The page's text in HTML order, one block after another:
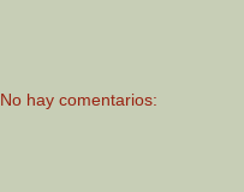
No hay comentarios: